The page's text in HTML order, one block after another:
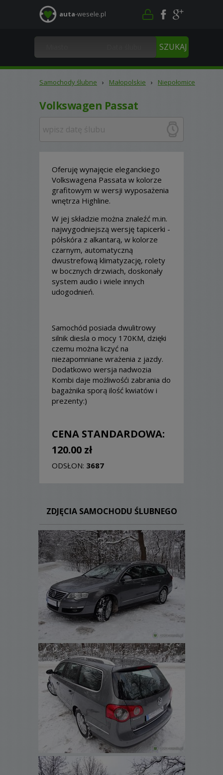
auta-wesele.pl
Samochody ślubne › Małopolskie › Niepołomice
Volkswagen Passat
Oferuję wynajęcie eleganckiego
Volkswagena Passata w kolorze
grafitowym w wersji wyposażenia
wnętrza Highline.
W jej składzie można znaleźć m.in.
najwygodniejszą wersję tapicerki -
półskóra z alkantarą, w kolorze
czarnym, automatyczną
dwustrefową klimatyzację, rolety
w bocznych drzwiach, doskonały
system audio i wiele innych
udogodnień.
Samochód posiada dwulitrowy
silnik diesla o mocy 170KM, dzięki
czemu można liczyć na
niezapomniane wrażenia z jazdy.
Dodatkowo wersja nadwozia
Kombi daje możliwośći zabrania do
bagażnika sporą ilość kwiatów i
prezenty:)
CENA STANDARDOWA:
120.00 zł
ODSŁON: 3687
ZDJĘCIA SAMOCHODU ŚLUBNEGO